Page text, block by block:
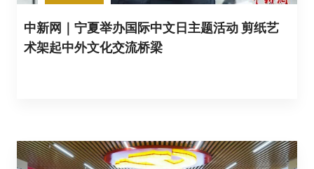
中新网｜宁夏举办国际中文日主题活动 剪纸艺
术架起中外文化交流桥梁